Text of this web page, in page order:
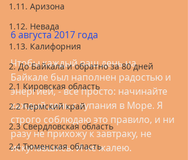
1.11. Аризона
1.12. Невада
1.13. Калифорния
2. До Байкала и обратно за 80 дней
2.1 Кировская область
2.2 Пермский край
2.3 Свердловская область
2.4 Тюменская область
6 августа 2017 года
Чтобы каждый ваш день на
Байкале был наполнен радостью и
энергией, - все просто: начинайте
каждый день с купания в Море. Я
строго соблюдаю это правило, и ни
разу не прихожу к завтраку, не
искупавшись. И не жалею.